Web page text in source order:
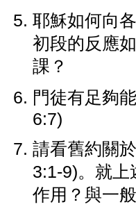
耶穌如何向
初段的反應
課？
門徒有足夠
6:7)
請看舊約關
3:1-9)。就
作用？與一